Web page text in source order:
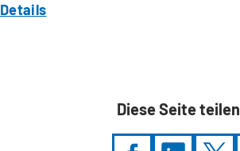
Details
Diese Seite teilen